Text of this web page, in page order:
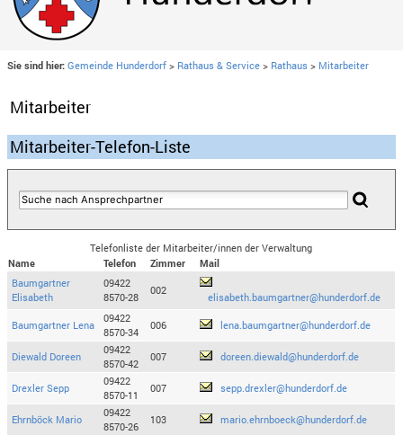
Sie sind hier: Gemeinde Hunderdorf > Rathaus & Service > Rathaus > Mitarbeiter
Mitarbeiter
Mitarbeiter-Telefon-Liste
Telefonliste der Mitarbeiter/innen der Verwaltung
Name
Telefon Zimmer
Mail
Baumgartner
Elisabeth
09422
8570-28
002
elisabeth.baumgartner@hunderdorf.de
Baumgartner Lena
09422
8570-34
006 lena.baumgartner@hunderdorf.de
Diewald Doreen
09422
8570-42
007 doreen.diewald@hunderdorf.de
Drexler Sepp
09422
8570-11
007 sepp.drexler@hunderdorf.de
Ehrnböck Mario
09422
8570-26
103 mario.ehrnboeck@hunderdorf.de